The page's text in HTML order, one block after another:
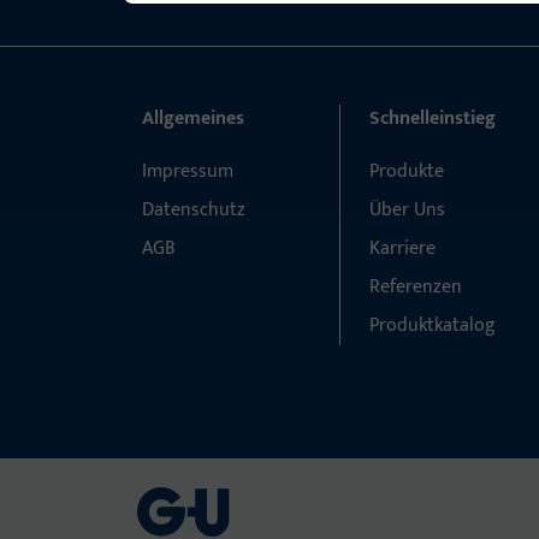
Allgemeines
Impressum
Datenschutz
AGB
Schnelleinstieg
Produkte
Über Uns
Karriere
Referenzen
Produktkatalog